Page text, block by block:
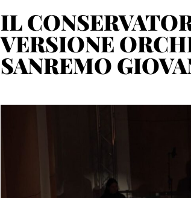
IL
VERSIONE
SANREMO